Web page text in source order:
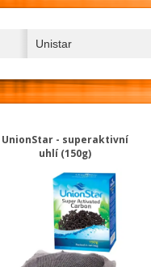
Unistar
UnionStar - superaktivní
uhlí (150g)